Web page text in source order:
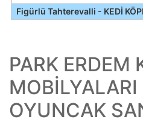
Figürlü Tahterevalli - KEDİ
PARK ERDEM
MOBİLYALARI
OYUNCAK